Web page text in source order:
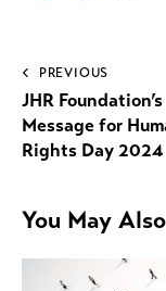
PREVIOUS
JHR Foundation’s
Message for
Rights Day 2024
You May